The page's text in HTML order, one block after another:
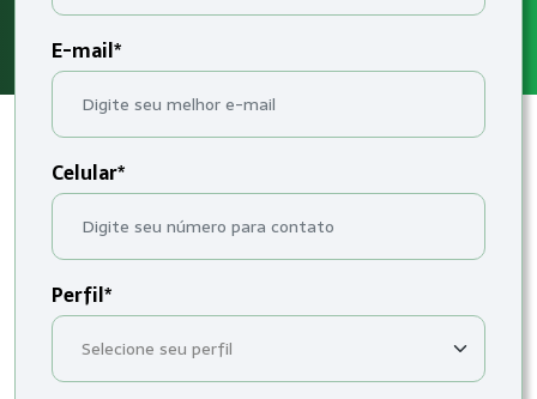
E-mail*
Celular*
Perfil*